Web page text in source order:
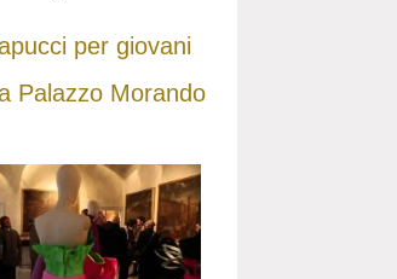
per giovani
Palazzo Morando